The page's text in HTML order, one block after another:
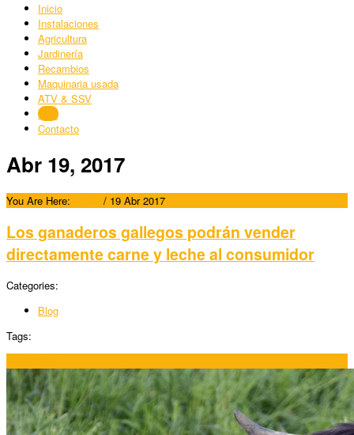
Inicio
Instalaciones
Agricultura
Jardinería
Recambios
Maquinaria usada
ATV & SSV
Blog
Contacto
Abr 19, 2017
You Are Here: / 19 Abr 2017
Los ganaderos gallegos podrán vender
directamente carne y leche al consumidor
Categories:
Blog
Tags: